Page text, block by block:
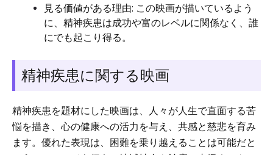
見る価値がある理由: この映画が描いているよう
に、精神疾患は成功や富のレベルに関係なく、誰
にでも起こり得る。
精神疾患に関する映画
精神疾患を題材にした映画は、人々が人生で直面する苦
悩を描き、心の健康への活力を与え、共感と慈悲を育み
ます。優れた表現は、困難を乗り越えることは可能だと